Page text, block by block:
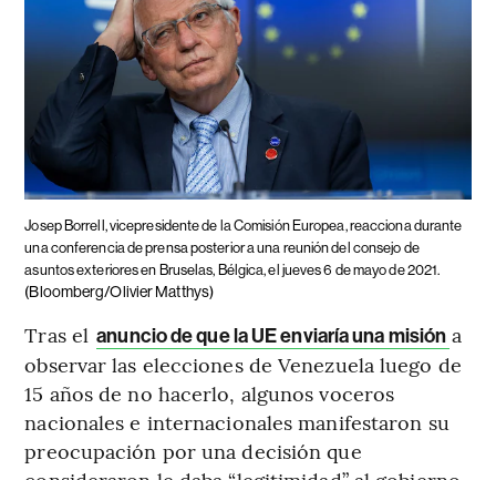
Josep Borrell, vicepresidente de la Comisión Europea, reacciona durante
una conferencia de prensa posterior a una reunión del consejo de
asuntos exteriores en Bruselas, Bélgica, el jueves 6 de mayo de 2021.
(Bloomberg/Olivier Matthys)
Tras el anuncio de que la UE enviaría una misión a
observar las elecciones de Venezuela luego de
15 años de no hacerlo, algunos voceros
nacionales e internacionales manifestaron su
preocupación por una decisión que